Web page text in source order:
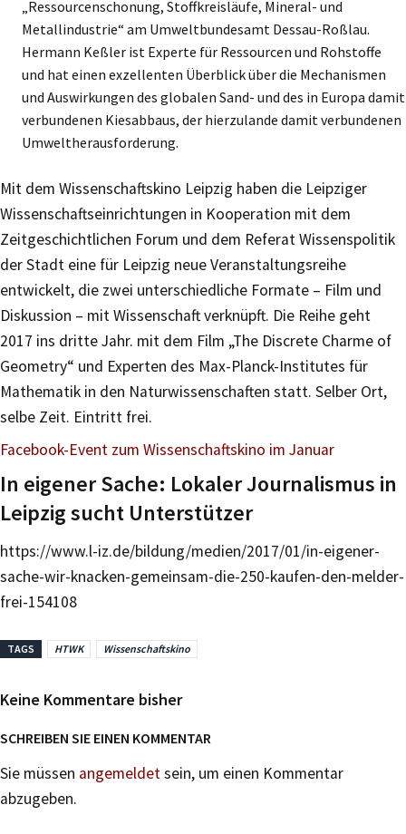
„Ressourcenschonung, Stoffkreisläufe, Mineral- und
Metallindustrie“ am Umweltbundesamt Dessau-Roßlau.
Hermann Keßler ist Experte für Ressourcen und Rohstoffe
und hat einen exzellenten Überblick über die Mechanismen
und Auswirkungen des globalen Sand- und des in Europa damit
verbundenen Kiesabbaus, der hierzulande damit verbundenen
Umweltherausforderung.
Mit dem Wissenschaftskino Leipzig haben die Leipziger
Wissenschaftseinrichtungen in Kooperation mit dem
Zeitgeschichtlichen Forum und dem Referat Wissenspolitik
der Stadt eine für Leipzig neue Veranstaltungsreihe
entwickelt, die zwei unterschiedliche Formate – Film und
Diskussion – mit Wissenschaft verknüpft. Die Reihe geht
2017 ins dritte Jahr. mit dem Film „The Discrete Charme of
Geometry“ und Experten des Max-Planck-Institutes für
Mathematik in den Naturwissenschaften statt. Selber Ort,
selbe Zeit. Eintritt frei.
Facebook-Event zum Wissenschaftskino im Januar
In eigener Sache: Lokaler Journalismus in
Leipzig sucht Unterstützer
https://www.l-iz.de/bildung/medien/2017/01/in-eigener-
sache-wir-knacken-gemeinsam-die-250-kaufen-den-melder-
frei-154108
TAGS HTWK Wissenschaftskino
Keine Kommentare bisher
SCHREIBEN SIE EINEN KOMMENTAR
Sie müssen angemeldetsein, um einen Kommentar
abzugeben.